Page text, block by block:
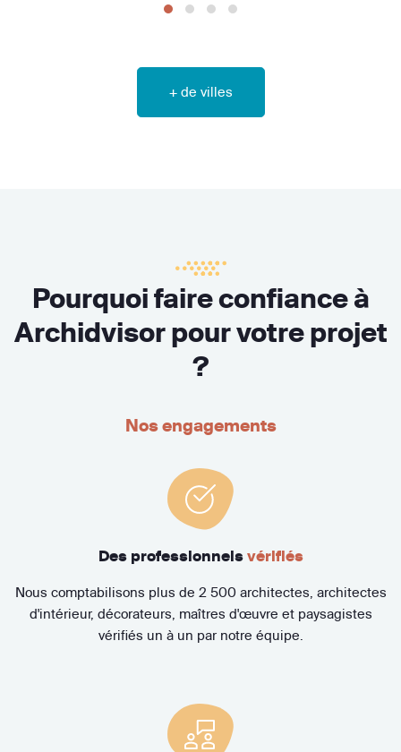
+ de villes
Pourquoi faire confiance à
Archidvisor pour votre projet
?
Nos engagements
Des professionnels vérifiés
Nous comptabilisons plus de 2 500 architectes, architectes
d'intérieur, décorateurs, maîtres d'œuvre et paysagistes
vérifiés un à un par notre équipe.